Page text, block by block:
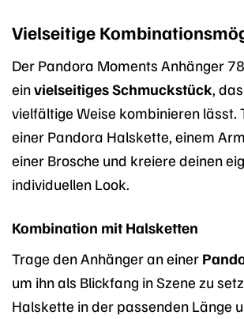
Vielseitige
Der Pandora Moments Anhänger
einvielseitiges Schmuckstück,
vielfältige Weise kombinieren lässt.
einer Pandora Halskette, einem
einer Brosche und kreiere deinen
individuellen Look.
Kombination mit Halsketten
Trage den Anhänger an einer
um ihn als Blickfang in Szene zu
Halskette in der passenden Länge